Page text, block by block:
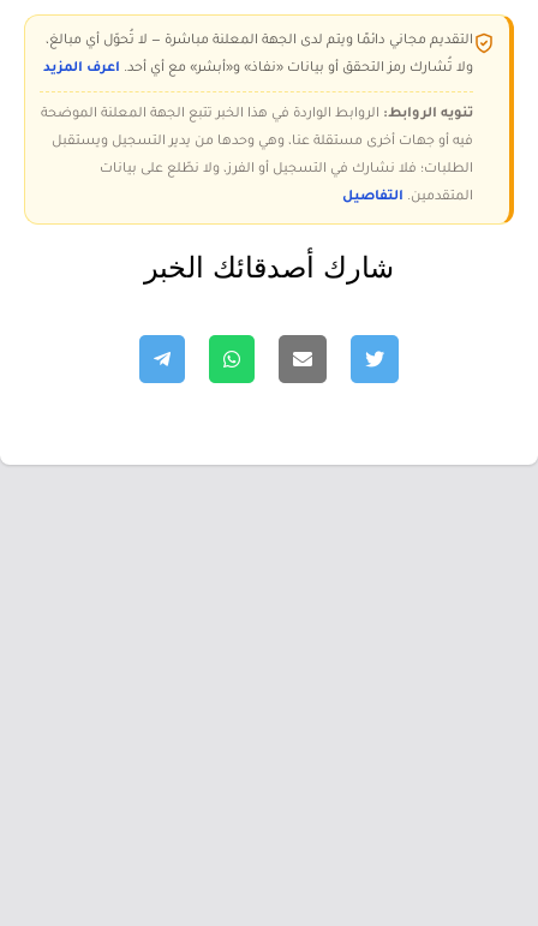
التقديم مجاني دائمًا ويتم لدى الجهة المعلنة مباشرة — لا تُحوّل أي مبالغ،
ولا تُشارك رمز التحقق أو بيانات «نفاذ» و«أبشر» مع أي أحد. اعرف المزيد
تنويه الروابط: الروابط الواردة في هذا الخبر تتبع الجهة المعلنة الموضحة
فيه أو جهات أخرى مستقلة عنا، وهي وحدها من يدير التسجيل ويستقبل
الطلبات؛ فلا نشارك في التسجيل أو الفرز، ولا نطّلع على بيانات
المتقدمين. التفاصيل
شارك أصدقائك الخبر